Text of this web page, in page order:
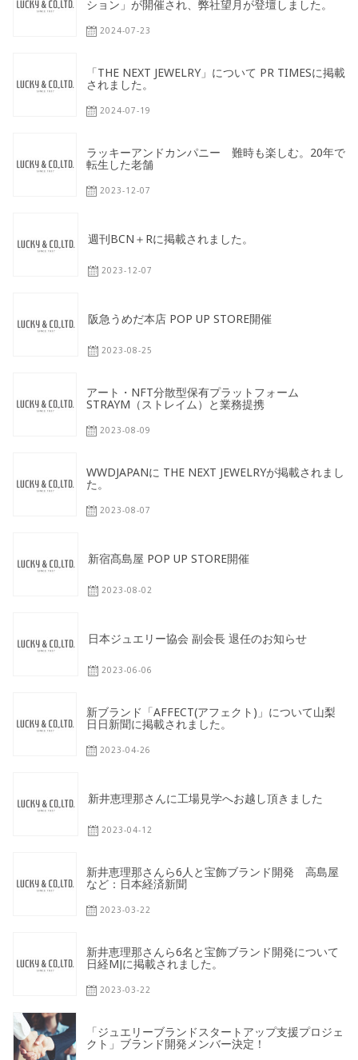
ション」が開催され、弊社望月が登壇しました。
2024-07-23
「THE NEXT JEWELRY」について PR TIMESに掲載
されました。
2024-07-19
ラッキーアンドカンパニー 難時も楽しむ。20年で
転生した老舗
2023-12-07
週刊BCN＋Rに掲載されました。
2023-12-07
阪急うめだ本店 POP UP STORE開催
2023-08-25
アート・NFT分散型保有プラットフォーム
STRAYM（ストレイム）と業務提携
2023-08-09
WWDJAPANに THE NEXT JEWELRYが掲載されまし
た。
2023-08-07
新宿髙島屋 POP UP STORE開催
2023-08-02
日本ジュエリー協会 副会長 退任のお知らせ
2023-06-06
新ブランド「AFFECT(アフェクト)」について山梨
日日新聞に掲載されました。
2023-04-26
新井恵理那さんに工場見学へお越し頂きました
2023-04-12
新井恵理那さんら6人と宝飾ブランド開発 高島屋
など：日本経済新聞
2023-03-22
新井恵理那さんら6名と宝飾ブランド開発について
日経MJに掲載されました。
2023-03-22
「ジュエリーブランドスタートアップ支援プロジェ
クト」ブランド開発メンバー決定！